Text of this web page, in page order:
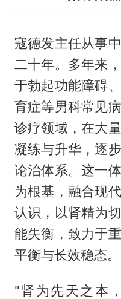
寇德发主任从事
二十年。多年来
于勃起功能障碍
育症等男科常见
诊疗领域，在大
凝练与升华，逐
论治体系。这一
为根基，融合现
认识，以肾精为
能失衡，致力于
平衡与长效稳态。
"肾为先天之本